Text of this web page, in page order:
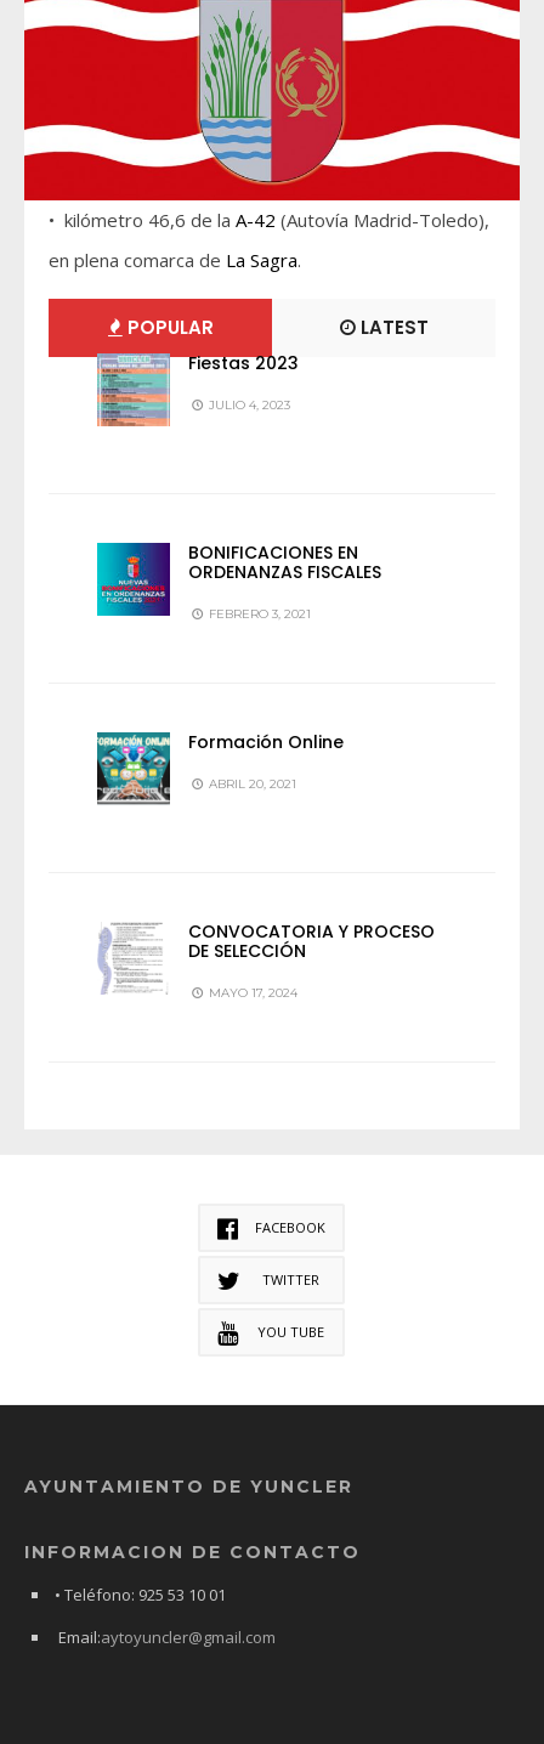
• kilómetro 46,6 de la A-42 (Autovía Madrid-Toledo),
en plena comarca de La Sagra.
POPULAR LATEST
Fiestas 2023
JULIO 4, 2023
BONIFICACIONES EN
ORDENANZAS FISCALES
FEBRERO 3, 2021
Formación Online
ABRIL 20, 2021
CONVOCATORIA Y PROCESO
DE SELECCIÓN
MAYO 17, 2024
FACEBOOK
TWITTER
YOU TUBE
AYUNTAMIENTO DE YUNCLER
INFORMACION DE CONTACTO
• Teléfono: 925 53 10 01
Email:aytoyuncler@gmail.com